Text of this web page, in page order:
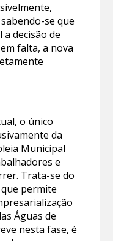
se que
decisão de
falta, a nova
o único
da
Municipal
e
Trata-se do
permite
Águas de
nesta fase, é